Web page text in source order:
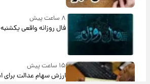
۸ ساعت پیش
فال روزانه واقعی یکشنبه ۱۸ مرداد ۱۴۰۵
۱۵ ساعت پیش